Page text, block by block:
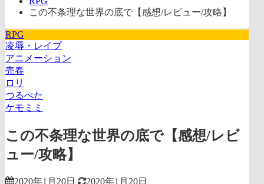
この不条理な世界の底で【感想/レビュー/攻略】
RPG
凌辱・レイプ
アニメーション
売春
ロリ
つるぺた
ケモミミ
この不条理な世界の底で【感想/レビ
ュー/攻略】
2020年1月20日 2020年1月20日